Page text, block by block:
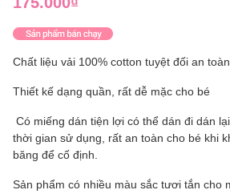
Chất liệu vải 100% cotton tuyệt đối an
Thiết kế dạng quần, rất dễ mặc cho bé
Có miếng dán tiện lợi có thể dán đi dán
thời gian sử dụng, rất an toàn cho bé khi
băng để cố định.
Sản phẩm có nhiều màu sắc tươi tắn cho